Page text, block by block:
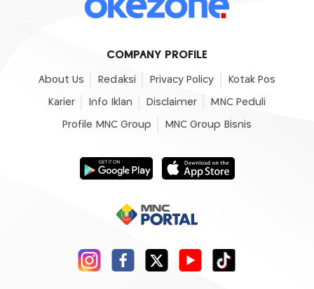
COMPANY PROFILE
About Us Redaksi Privacy Policy Kotak Pos
Karier Info Iklan Disclaimer MNC Peduli
Profile MNC Group MNC Group Bisnis